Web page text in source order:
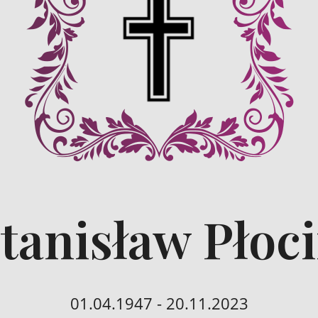
01.04.1947 - 20.11.2023